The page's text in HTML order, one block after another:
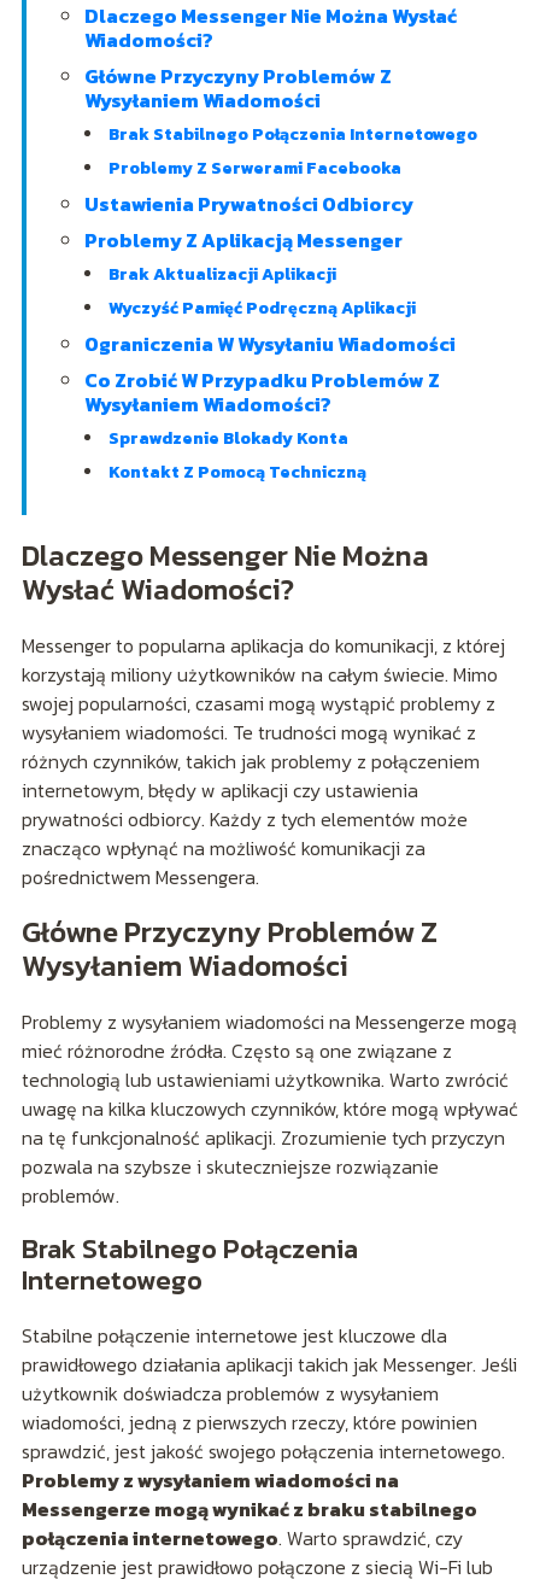
Dlaczego Messenger Nie Można Wysłać
Wiadomości?
Główne Przyczyny Problemów Z
Wysyłaniem Wiadomości
Brak Stabilnego Połączenia Internetowego
Problemy Z Serwerami Facebooka
Ustawienia Prywatności Odbiorcy
Problemy Z Aplikacją Messenger
Brak Aktualizacji Aplikacji
Wyczyść Pamięć Podręczną Aplikacji
Ograniczenia W Wysyłaniu Wiadomości
Co Zrobić W Przypadku Problemów Z
Wysyłaniem Wiadomości?
Sprawdzenie Blokady Konta
Kontakt Z Pomocą Techniczną
Dlaczego Messenger Nie Można
Wysłać Wiadomości?
Messenger to popularna aplikacja do komunikacji, z której
korzystają miliony użytkowników na całym świecie. Mimo
swojej popularności, czasami mogą wystąpić problemy z
wysyłaniem wiadomości. Te trudności mogą wynikać z
różnych czynników, takich jak problemy z połączeniem
internetowym, błędy w aplikacji czy ustawienia
prywatności odbiorcy. Każdy z tych elementów może
znacząco wpłynąć na możliwość komunikacji za
pośrednictwem Messengera.
Główne Przyczyny Problemów Z
Wysyłaniem Wiadomości
Problemy z wysyłaniem wiadomości na Messengerze mogą
mieć różnorodne źródła. Często są one związane z
technologią lub ustawieniami użytkownika. Warto zwrócić
uwagę na kilka kluczowych czynników, które mogą wpływać
na tę funkcjonalność aplikacji. Zrozumienie tych przyczyn
pozwala na szybsze i skuteczniejsze rozwiązanie
problemów.
Brak Stabilnego Połączenia
Internetowego
Stabilne połączenie internetowe jest kluczowe dla
prawidłowego działania aplikacji takich jak Messenger. Jeśli
użytkownik doświadcza problemów z wysyłaniem
wiadomości, jedną z pierwszych rzeczy, które powinien
sprawdzić, jest jakość swojego połączenia internetowego.
Problemy z wysyłaniem wiadomości na
Messengerze mogą wynikać z braku stabilnego
połączenia internetowego. Warto sprawdzić, czy
urządzenie jest prawidłowo połączone z siecią Wi-Fi lub